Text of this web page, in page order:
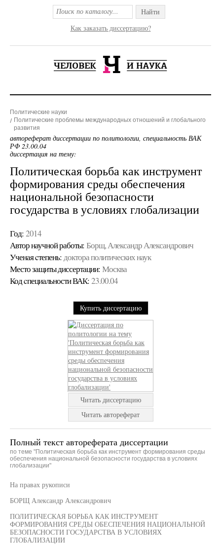
Найти
Как заказать диссертацию?
Политические науки
Политические проблемы международных отношений и глобального
развития
автореферат диссертации по политологии, специальность ВАК
РФ 23.00.04
диссертация на тему:
Политическая борьба как инструмент
формирования среды обеспечения
национальной безопасности
государства в условиях глобализации
Год: 2014
Автор научной работы: Борщ, Александр Александрович
Ученая cтепень: доктора политических наук
Место защиты диссертации: Москва
Код cпециальности ВАК: 23.00.04
Купить диссертацию
Читать диссертацию
Читать автореферат
Полный текст автореферата диссертации
по теме "Политическая борьба как инструмент формирования среды
обеспечения национальной безопасности государства в условиях
глобализации"
На правах рукописи
БОРЩ Александр Александрович
ПОЛИТИЧЕСКАЯ БОРЬБА КАК ИНСТРУМЕНТ
ФОРМИРОВАНИЯ СРЕДЫ ОБЕСПЕЧЕНИЯ НАЦИОНАЛЬНОЙ
БЕЗОПАСНОСТИ ГОСУДАРСТВА В УСЛОВИЯХ
ГЛОБАЛИЗАЦИИ